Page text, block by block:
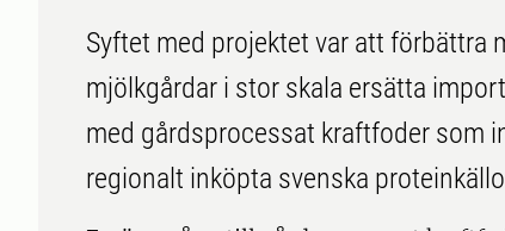
Syftet med projektet var att förbättra
mjölkgårdar i stor skala ersätta
med gårdsprocessat kraftfoder som
regionalt inköpta svenska